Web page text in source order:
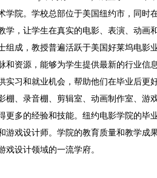
学院。学校总部位于美国纽约市，同时
学，让学生在真实的电影、表演、动画
组成，教授普遍活跃于美国好莱坞电影
和资源，能够为学生提供最新的行业信
实习和就业机会，帮助他们在毕业后更
棚、录音棚、剪辑室、动画制作室、游
更多的经验和技能。纽约电影学院的毕
游戏设计师。学院的教育质量和教学成
戏设计领域的一流学府。